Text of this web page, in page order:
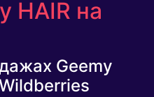
HAIR на
Geemy